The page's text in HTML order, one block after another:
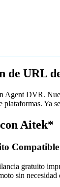
de URL
Agent DVR.
plataformas. Ya
Aitek*
gratuito
sin